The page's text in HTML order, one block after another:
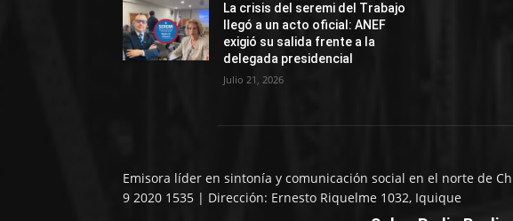
La crisis del seremi del Trabajo
llegó a un acto oficial: ANEF
exigió su salida frente a la
delegada presidencial
Julio 21, 2026
Emisora líder en sintonía y comunicación social en el norte de
9 2020 1535 | Dirección: Ernesto Riquelme 1032, Iquique